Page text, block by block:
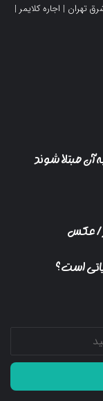
تهران | اجاره کلایمر |
مبتلا شوند
عکس
است؟